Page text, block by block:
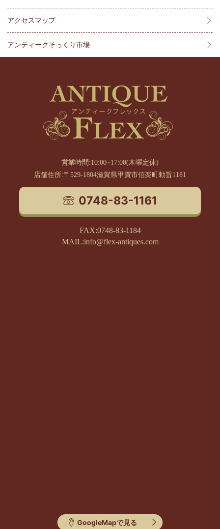
アクセスマップ
アンティークそっくり市場
営業時間:10:00~17:00(木曜定休)
店舗住所:〒529-1804滋賀県甲賀市信楽町勅旨1181
0748-83-1161
FAX:0748-83-1184
MAIL:info@flex-antiques.com
GoogleMapで見る